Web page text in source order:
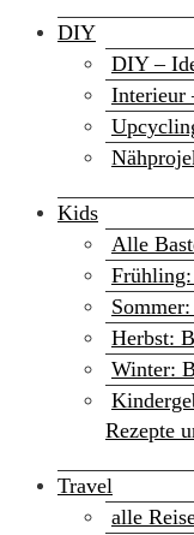
DIY
DIY –
Interieur
Kids
Alle
Herbst:
Winter:
Rezepte
Travel
alle